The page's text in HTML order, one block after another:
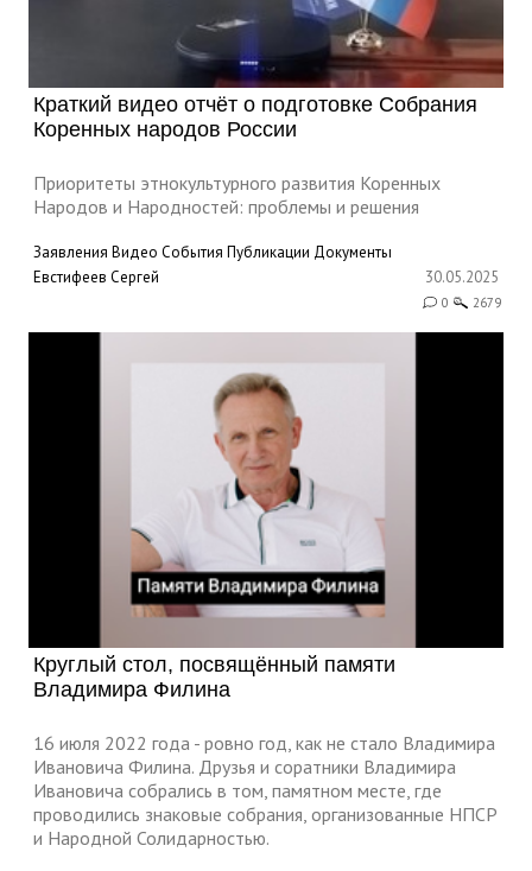
Краткий видео отчёт о подготовке Собрания
Коренных народов России
Приоритеты этнокультурного развития Коренных
Народов и Народностей: проблемы и решения
Заявления Видео События Публикации Документы
Евстифеев Сергей
30.05.2025
0 2679
Круглый стол, посвящённый памяти
Владимира Филина
16 июля 2022 года - ровно год, как не стало Владимира
Ивановича Филина. Друзья и соратники Владимира
Ивановича собрались в том, памятном месте, где
проводились знаковые собрания, организованные НПСР
и Народной Солидарностью.